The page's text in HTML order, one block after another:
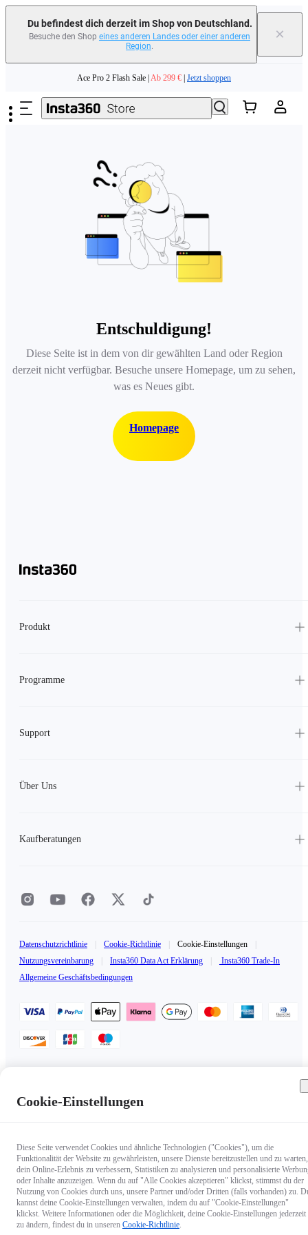
Du befindest dich derzeit im Shop von Deutschland.
Besuche den Shop eines anderen Landes oder einer anderen
Region.
×
Need shopping help? |
Ace Pro 2 Flash Sale | Ab 299 € Jetzt shoppen
Entschuldigung!
Diese Seite ist in dem von dir gewählten Land oder Region
derzeit nicht verfügbar. Besuche unsere Homepage, um zu sehen,
was es Neues gibt.
Homepage
Produkt
Programme
Support
Über Uns
Kaufberatungen
Datenschutzrichtlinie Cookie-Richtlinie Cookie-Einstellungen
Nutzungsvereinbarung
Insta360 Data Act Erklärung
Insta360 Trade-In
Allgemeine Geschäftsbedingungen
Copyright © 2025 Insta360 All rights reserved.
Cookie-Einstellungen
Diese Seite verwendet Cookies und ähnliche Technologien ("Cookies"), um die
Funktionalität der Website zu gewährleisten, unsere Dienste bereitzustellen und zu warten,
dein Online-Erlebnis zu verbessern, Statistiken zu analysieren und personalisierte
oder Inhalte anzuzeigen. Wenn du auf "Alle Cookies akzeptieren" klickst, stimmst du der
Nutzung von Cookies durch uns, unsere Partner und/oder Dritten (falls vorhanden) zu.
kannst deine Cookie-Einstellungen verwalten, indem du auf "Cookie-Einstellungen"
klickst. Weitere Informationen oder die Möglichkeit, deine Cookie-Einstellungen jederzeit
zu ändern, findest du in unseren Cookie-Richtlinie.